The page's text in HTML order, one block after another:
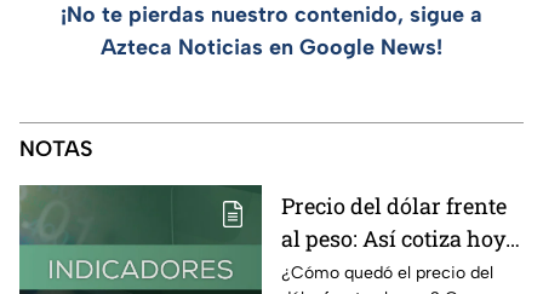
¡No te pierdas nuestro contenido, sigue a
Azteca Noticias en Google News!
NOTAS
Precio del dólar frente
al peso: Así cotiza hoy 6
de agosto 2026
¿Cómo quedó el precio del